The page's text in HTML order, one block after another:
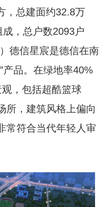
，总建面约32.8万
，总户数2093户
德信星宸是德信在南
产品。在绿地率40%
，包括超酷篮球
所，建筑风格上偏向
常符合当代年轻人审